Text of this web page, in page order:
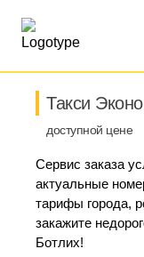
Такси
доступной цене
Сервис заказа
актуальные
тарифы города,
закажите
Ботлих!